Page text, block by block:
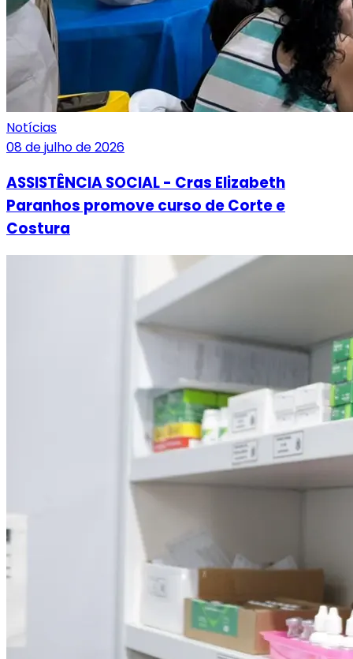
Notícias
08 de julho de 2026
ASSISTÊNCIA SOCIAL - Cras Elizabeth
Paranhos promove curso de Corte e
Costura